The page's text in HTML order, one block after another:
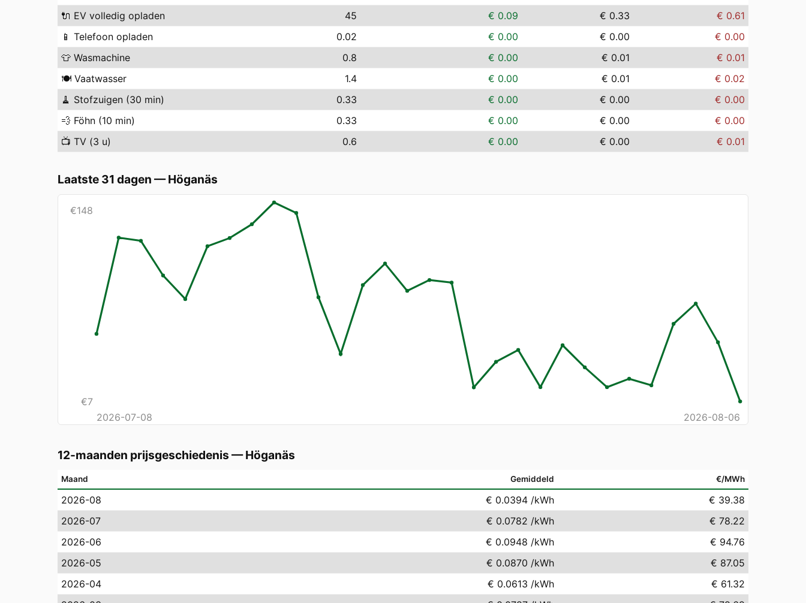
🔌 EV volledig opladen 45 € 0.09 € 0.33
€ 0.61
📱 Telefoon opladen 0.02 € 0.00 € 0.00
€ 0.00
👕 Wasmachine 0.8 € 0.00 € 0.01
€ 0.01
🍽️ Vaatwasser 1.4 € 0.00 € 0.01
€ 0.02
🧹 Stofzuigen (30 min) 0.33 € 0.00 € 0.00
€ 0.00
💨 Föhn (10 min) 0.33 € 0.00 € 0.00
€ 0.00
📺 TV (3 u) 0.6 € 0.00 € 0.00 € 0.01
Laatste 31 dagen —Höganäs
€148
€7
2026-07-08
2026-08-06
12-maanden prijsgeschiedenis —Höganäs
Maand Gemiddeld €/MWh
2026-08 € 0.0394 /kWh
€ 39.38
2026-07
€ 0.0782 /kWh
€ 78.22
2026-06
€ 0.0948 /kWh
€ 94.76
2026-05
€ 0.0870 /kWh
€ 87.05
2026-04
€ 0.0613 /kWh
€ 61.32